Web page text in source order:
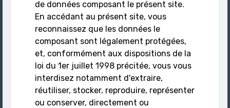
de données composant le présent site.
En accédant au présent site, vous
reconnaissez que les données le
composant sont légalement protégées,
et, conformément aux dispositions de la
loi du 1er juillet 1998 précitée, vous vous
interdisez notamment d'extraire,
réutiliser, stocker, reproduire, représenter
ou conserver, directement ou